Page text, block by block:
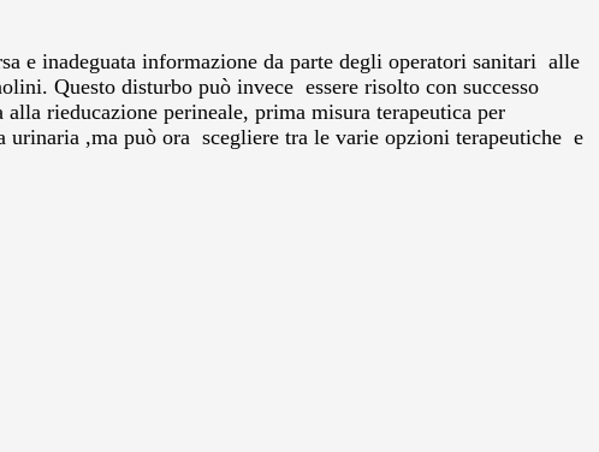
e inadeguata informazione da parte degli operatori sanitari alle
Questo disturbo può invece essere risolto con successo
rieducazione perineale, prima misura terapeutica per
,ma può ora scegliere tra le varie opzioni terapeutiche e